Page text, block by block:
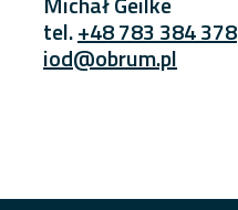
tel.+48 783 384 378
iod@obrum.pl